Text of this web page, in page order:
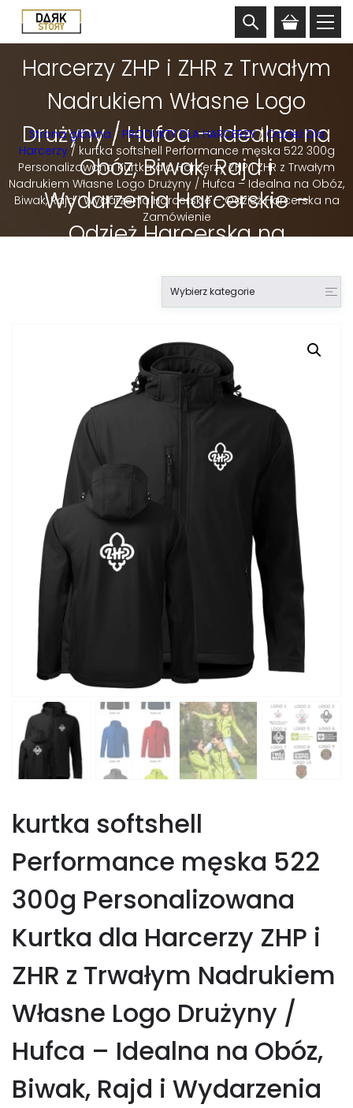
Personalizowana Kurtka dla
Harcerzy ZHP i ZHR z Trwałym
Nadrukiem Własne Logo
Drużyny / Hufca – Idealna na
Obóz, Biwak, Rajd i
Wydarzenia Harcerskie –
Odzież Harcerska na
Strona główna / PRODUKTY DLA HARCERZY/ Odzież Dla
Harcerzy/ kurtka softshell Performance męska 522 300g
Personalizowana Kurtka dla Harcerzy ZHP i ZHR z Trwałym
Nadrukiem Własne Logo Drużyny / Hufca – Idealna na Obóz,
Biwak, Rajd i Wydarzenia Harcerskie – Odzież Harcerska na
Zamówienie
Wybierz kategorie
kurtka softshell
Performance męska 522
300g Personalizowana
Kurtka dla Harcerzy ZHP i
ZHR z Trwałym Nadrukiem
Własne Logo Drużyny /
Hufca – Idealna na Obóz,
Biwak, Rajd i Wydarzenia